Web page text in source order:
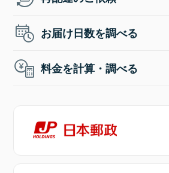
お届け日数を調べる
料金を計算・調べる